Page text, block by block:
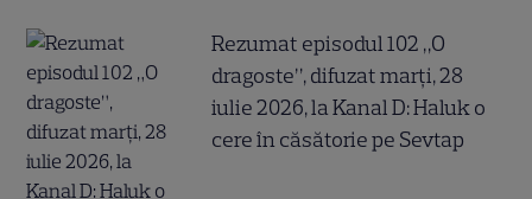
Rezumat episodul 102 „O
dragoste”, difuzat marți, 28
iulie 2026, la Kanal D: Haluk o
cere în căsătorie pe Sevtap